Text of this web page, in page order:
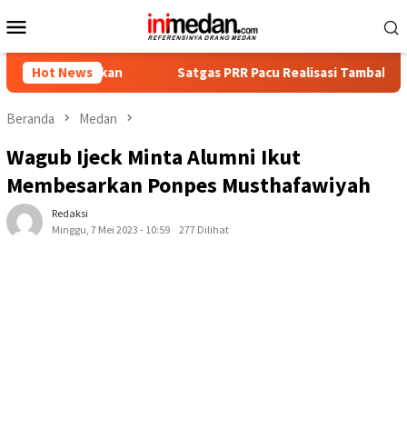
ke
Mobile
Hot NewsSatgas PRR Pacu Realisasi Tambahan TKD Aceh
Beranda Medan
Wagub Ijeck Minta Alumni Ikut
Membesarkan Ponpes Musthafawiyah
Redaksi
Minggu, 7 Mei 2023 - 10:59
277 Dilihat